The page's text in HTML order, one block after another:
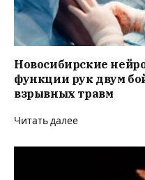
Новосибирские
функции рук двум
взрывных травм
Читать далее